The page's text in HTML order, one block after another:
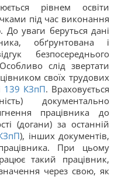
рівнем освіти
під час виконання
До уваги беруться дані
обґрунтована і
безпосереднього
слід звертати
своїх трудових
139 КЗпП. Враховується
документально
працівника до
(догани) за останній
), інших документів,
При цьому
такий працівник,
через свою, як